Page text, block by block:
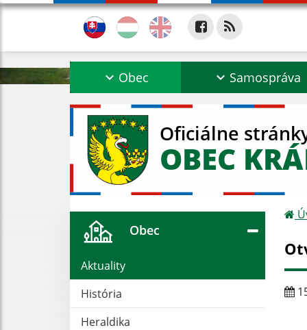
Obec Samospráva
Oficiálne
OBEC
Obec
Aktuality
História
Heraldika